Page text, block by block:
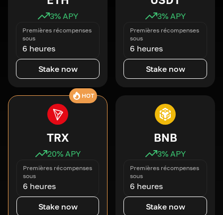
3% APY
Premières récompenses
sous
6 heures
Stake now
3% APY
Premières récompenses
sous
6 heures
Stake now
HOT
TRX
20% APY
Premières récompenses
sous
6 heures
Stake now
BNB
3% APY
Premières récompenses
sous
6 heures
Stake now